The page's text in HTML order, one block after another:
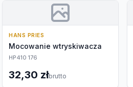
HANS PRIES
Mocowanie wtryskiwacza
HP410 176
32,30 złbrutto